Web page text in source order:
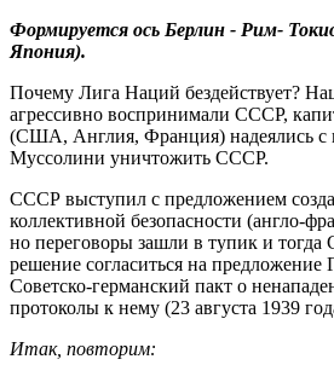
Формируется ось Берлин - Рим-
Япония).
Почему Лига Наций бездействует?
агрессивно воспринимали СССР,
(США, Англия, Франция) надеялись с
Муссолини уничтожить СССР.
СССР выступил с предложением
коллективной безопасности (англо-
но переговоры зашли в тупик и тогда
решение согласиться на предложение
Советско-германский пакт о
протоколы к нему (23 августа 1939
Итак, повторим: